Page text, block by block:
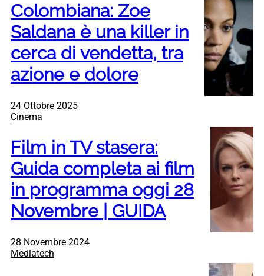
Colombiana: Zoe
Saldana è una killer in
cerca di vendetta, tra
azione e dolore
24 Ottobre 2025
Cinema
Film in TV stasera:
Guida completa ai film
in programma oggi 28
Novembre | GUIDA
28 Novembre 2024
Mediatech